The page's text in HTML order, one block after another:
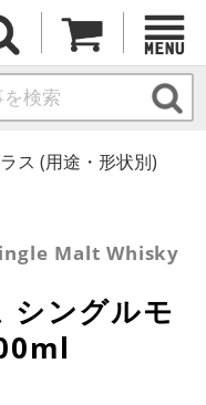
ス (用途・形状別)
Malt Whisky
シングルモ